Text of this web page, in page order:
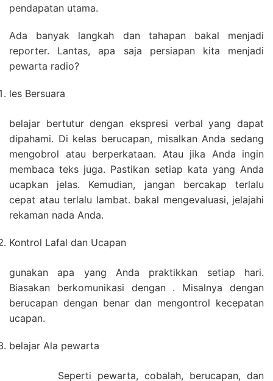
pendapatan utama.
Ada banyak langkah dan tahapan bakal menjadi
reporter. Lantas, apa saja persiapan kita menjadi
pewarta radio?
les Bersuara
belajar bertutur dengan ekspresi verbal yang dapat
dipahami. Di kelas berucapan, misalkan Anda sedang
mengobrol atau berperkataan. Atau jika Anda ingin
membaca teks juga. Pastikan setiap kata yang Anda
ucapkan jelas. Kemudian, jangan bercakap terlalu
cepat atau terlalu lambat. bakal mengevaluasi, jelajahi
rekaman nada Anda.
Kontrol Lafal dan Ucapan
gunakan apa yang Anda praktikkan setiap hari.
Biasakan berkomunikasi dengan . Misalnya dengan
berucapan dengan benar dan mengontrol kecepatan
ucapan.
belajar Ala pewarta
Seperti pewarta, cobalah, berucapan, dan